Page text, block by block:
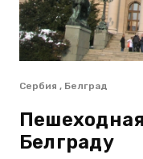
Сербия , Белград
Белграду